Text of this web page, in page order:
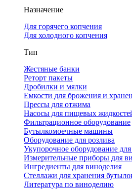
Назначение
Для горячего копчения
Для холодного копчения
Тип
Жестяные банки
Реторт пакеты
Дробилки и мялки
Емкости для брожения и
Прессы для отжима
Насосы для пищевых
Фильтрационное оборудование
Бутылкомоечные машины
Оборудование для розлива
Укупорочное оборудование
Измерительные приборы для
Ингредиенты для виноделия
Стеллажи для хранения
Литература по виноделию